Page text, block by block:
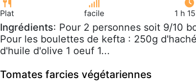
Plat facile 1 h
Ingrédients: Pour 2 personnes soit 9/10
Pour les boulettes de kefta : 250g
d'huile d'olive 1 oeuf 1...
Tomates farcies végétariennes